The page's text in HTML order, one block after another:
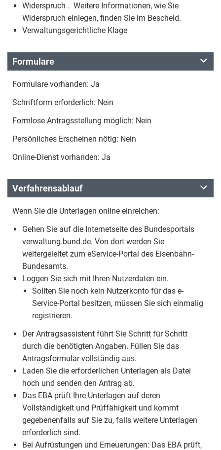
Widerspruch . Weitere Informationen, wie Sie
Widerspruch einlegen, finden Sie im Bescheid.
Verwaltungsgerichtliche Klage
Formulare
Formulare vorhanden: Ja
Schriftform erforderlich: Nein
Formlose Antragsstellung möglich: Nein
Persönliches Erscheinen nötig: Nein
Online-Dienst vorhanden: Ja
Verfahrensablauf
Wenn Sie die Unterlagen online einreichen:
Gehen Sie auf die Internetseite des Bundesportals
verwaltung.bund.de. Von dort werden Sie
weitergeleitet zum eService-Portal des Eisenbahn-
Bundesamts.
Loggen Sie sich mit Ihren Nutzerdaten ein.
Sollten Sie noch kein Nutzerkonto für das e-
Service-Portal besitzen, müssen Sie sich einmalig
registrieren.
Der Antragsassistent führt Sie Schritt für Schritt
durch die benötigten Angaben. Füllen Sie das
Antragsformular vollständig aus.
Laden Sie die erforderlichen Unterlagen als Datei
hoch und senden den Antrag ab.
Das EBA prüft Ihre Unterlagen auf deren
Vollständigkeit und Prüffähigkeit und kommt
gegebenenfalls auf Sie zu, falls weitere Unterlagen
erforderlich sind.
Bei Aufrüstungen und Erneuerungen: Das EBA prüft,